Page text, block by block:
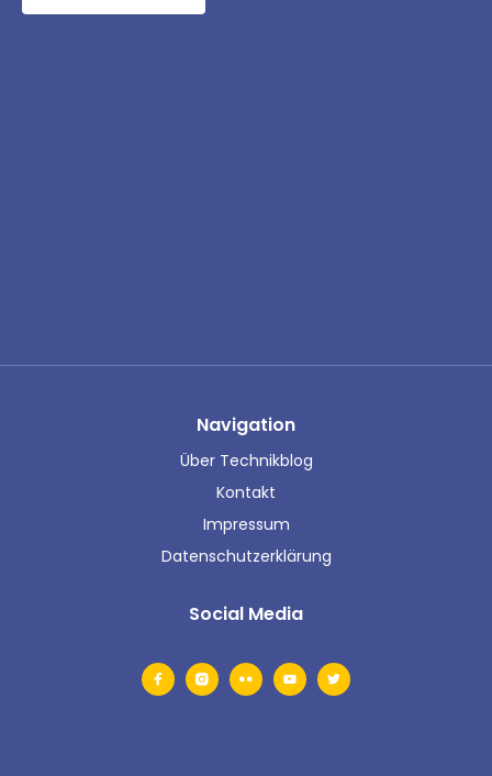
Navigation
Über Technikblog
Kontakt
Impressum
Datenschutzerklärung
Social Media